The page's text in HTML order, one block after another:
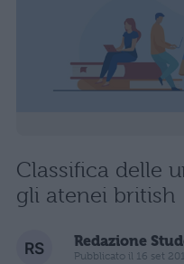
Classifica delle
gli atenei british
Redazione
Pubblicato il 16 set